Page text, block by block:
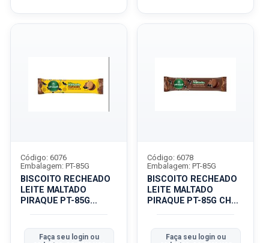
BISCOITO RECHEADO
LEITE MALTADO
PIRAQUE PT-85G
Código: 6076
Embalagem: PT-85G
Faça seu login ou
BISCOITO RECHEADO
LEITE MALTADO
PIRAQUE PT-85G CHOC
Código: 6078
Embalagem: PT-85G
Faça seu login ou